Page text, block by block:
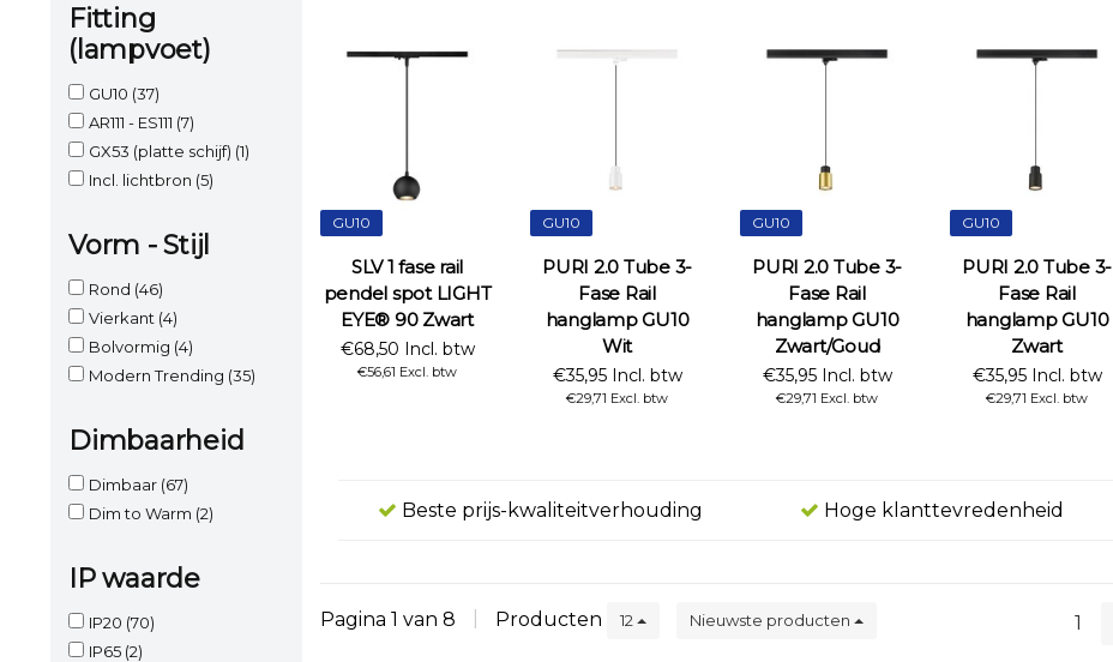
Fitting
(lampvoet)
GU10 (37)
AR111 - ES111 (7)
GX53 (platte schijf) (1)
Incl. lichtbron (5)
Vorm - Stijl
Rond (46)
Vierkant (4)
Bolvormig (4)
Modern Trending (35)
Dimbaarheid
Dimbaar (67)
Dim to Warm (2)
IP waarde
IP20 (70)
IP65 (2)
GU10
SLV 1 fase rail
pendel spot LIGHT
EYE® 90 Zwart
€68,50 Incl. btw
€56,61 Excl. btw
GU10
PURI 2.0 Tube 3-
Fase Rail
hanglamp GU10
Wit
€35,95 Incl. btw
€29,71 Excl. btw
GU10
PURI 2.0 Tube 3-
Fase Rail
hanglamp GU10
Zwart/Goud
€35,95 Incl. btw
€29,71 Excl. btw
GU10
PURI 2.0 Tube 3-
Fase Rail
hanglamp GU10
Zwart
€35,95 Incl. btw
€29,71 Excl. btw
Beste prijs-kwaliteitverhouding Hoge klanttevredenheid
Pagina 1 van 8 Producten 12 Nieuwste producten 1